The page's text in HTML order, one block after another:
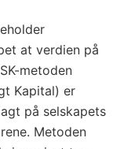
at verdien på
metoden
Kapital) er
på selskapets
Metoden